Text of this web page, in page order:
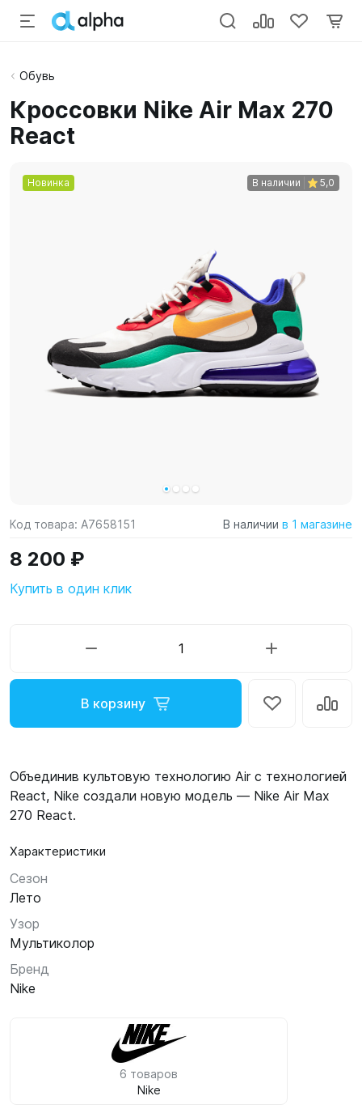
Обувь
Кроссовки Nike Air Max 270
React
Новинка В наличии 5,0
Код товара: A7658151 В наличии в 1 магазине
8 200 ₽
Купить в один клик
В корзину
Объединив культовую технологию Air с технологией
React, Nike создали новую модель — Nike Air Max
270 React.
Характеристики
Сезон
Лето
Узор
Мультиколор
Бренд
Nike
6 товаров
Nike